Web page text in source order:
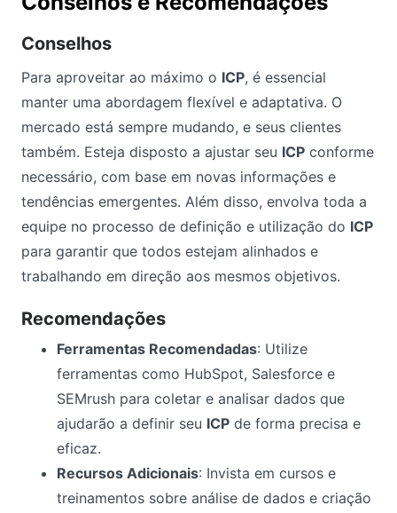
Conselhos
Para aproveitar ao máximo o ICP, é essencial
manter uma abordagem flexível e adaptativa. O
mercado está sempre mudando, e seus clientes
também. Esteja disposto a ajustar seu ICP conforme
necessário, com base em novas informações e
tendências emergentes. Além disso, envolva toda a
equipe no processo de definição e utilização do ICP
para garantir que todos estejam alinhados e
trabalhando em direção aos mesmos objetivos.
Recomendações
Ferramentas Recomendadas: Utilize
ferramentas como HubSpot, Salesforce e
SEMrush para coletar e analisar dados que
ajudarão a definir seu ICP de forma precisa e
eficaz.
Recursos Adicionais: Invista em cursos e
treinamentos sobre análise de dados e criação